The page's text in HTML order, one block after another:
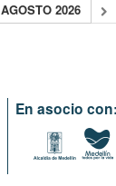
AGOSTO 2026
En asocio con: